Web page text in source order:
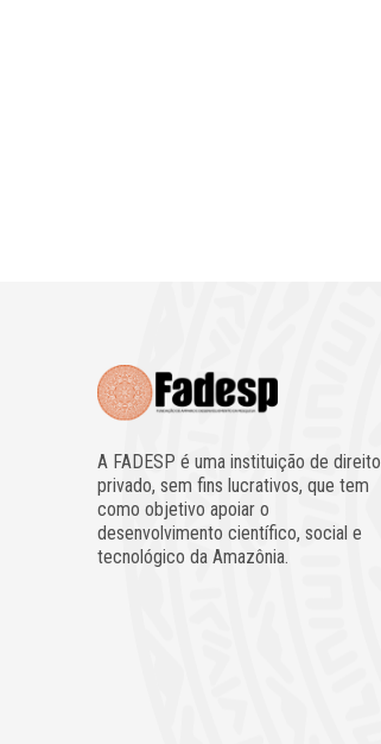
A FADESP é uma instituição de direito
privado, sem fins lucrativos, que tem
como objetivo apoiar o
desenvolvimento científico, social e
tecnológico da Amazônia.